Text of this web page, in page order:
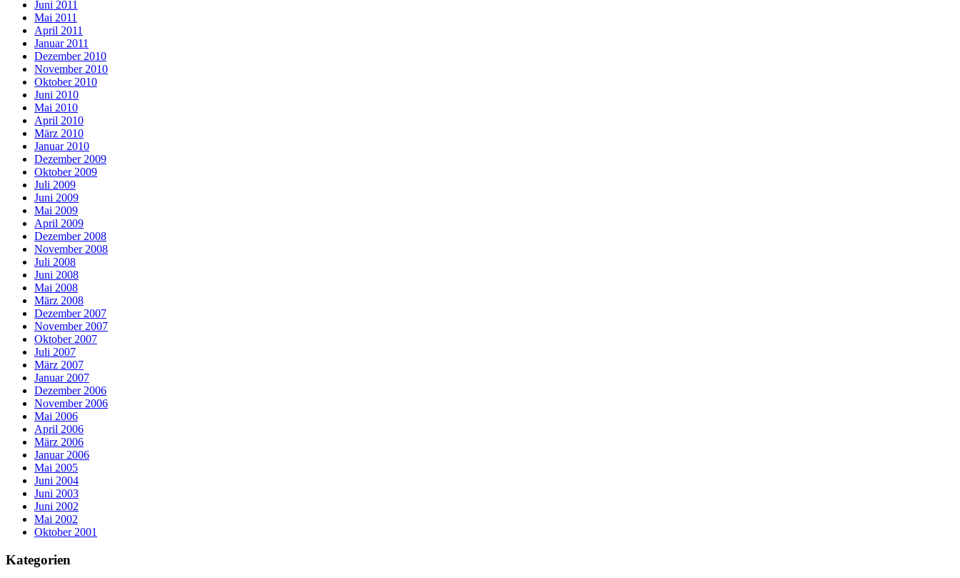
Juni 2011
Mai 2011
April 2011
Januar 2011
Dezember 2010
November 2010
Oktober 2010
Juni 2010
Mai 2010
April 2010
März 2010
Januar 2010
Dezember 2009
Oktober 2009
Juli 2009
Juni 2009
Mai 2009
April 2009
Dezember 2008
November 2008
Juli 2008
Juni 2008
Mai 2008
März 2008
Dezember 2007
November 2007
Oktober 2007
Juli 2007
März 2007
Januar 2007
Dezember 2006
November 2006
Mai 2006
April 2006
März 2006
Januar 2006
Mai 2005
Juni 2004
Juni 2003
Juni 2002
Mai 2002
Oktober 2001
Kategorien